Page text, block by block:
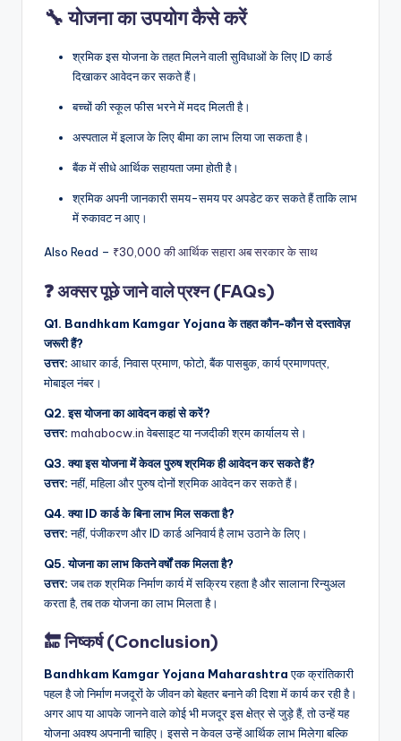
🔧 योजना का उपयोग कैसे करें
श्रमिक इस योजना के तहत मिलने वाली सुविधाओं के लिए ID कार्ड
दिखाकर आवेदन कर सकते हैं।
बच्चों की स्कूल फीस भरने में मदद मिलती है।
अस्पताल में इलाज के लिए बीमा का लाभ लिया जा सकता है।
बैंक में सीधे आर्थिक सहायता जमा होती है।
श्रमिक अपनी जानकारी समय-समय पर अपडेट कर सकते हैं ताकि लाभ
में रुकावट न आए।
Also Read – ₹30,000 की आर्थिक सहारा अब सरकार के साथ
❓ अक्सर पूछे जाने वाले प्रश्न (FAQs)
Q1. Bandhkam Kamgar Yojana के तहत कौन-कौन से दस्तावेज़
जरूरी हैं?
उत्तर: आधार कार्ड, निवास प्रमाण, फोटो, बैंक पासबुक, कार्य प्रमाणपत्र,
मोबाइल नंबर।
Q2. इस योजना का आवेदन कहां से करें?
उत्तर: mahabocw.inवेबसाइट या नजदीकी श्रम कार्यालय से।
Q3. क्या इस योजना में केवल पुरुष श्रमिक ही आवेदन कर सकते हैं?
उत्तर:नहीं, महिला और पुरुष दोनों श्रमिक आवेदन कर सकते हैं।
Q4. क्या ID कार्ड के बिना लाभ मिल सकता है?
उत्तर:नहीं, पंजीकरण और ID कार्ड अनिवार्य है लाभ उठाने के लिए।
Q5. योजना का लाभ कितने वर्षों तक मिलता है?
उत्तर:जब तक श्रमिक निर्माण कार्य में सक्रिय रहता है और सालाना रिन्युअल
करता है, तब तक योजना का लाभ मिलता है।
🔚 निष्कर्ष (Conclusion)
Bandhkam Kamgar Yojana Maharashtraएक क्रांतिकारी
पहल है जो निर्माण मजदूरों के जीवन को बेहतर बनाने की दिशा में कार्य कर रही है।
अगर आप या आपके जानने वाले कोई भी मजदूर इस क्षेत्र से जुड़े हैं, तो उन्हें यह
योजना अवश्य अपनानी चाहिए। इससे न केवल उन्हें आर्थिक लाभ मिलेगा बल्कि